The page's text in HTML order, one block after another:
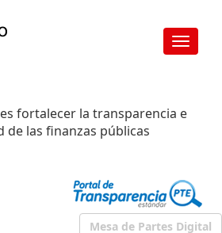
Toggle
fortalecer la transparencia e
de las finanzas públicas
Mesa de Partes Digital